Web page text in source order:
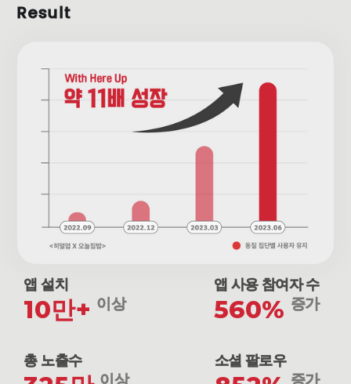
Result
앱 설치
10만+ 이상
앱 사용 참여자 수
560% 증가
총 노출수
이상
소셜 팔로우
증가